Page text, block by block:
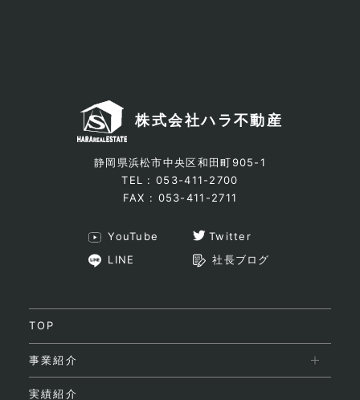
株式会社ハラ不動産
静岡県浜松市中央区和田町905-1
TEL : 053-411-2700
FAX : 053-411-2711
YouTube
LINE
Twitter
社長ブログ
TOP
事業紹介
実績紹介